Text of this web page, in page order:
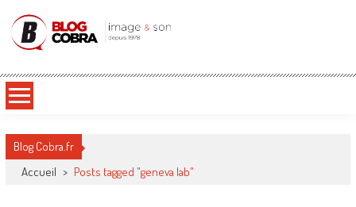
Blog Cobra
Blog Cobra.fr
Accueil > Posts tagged "geneva lab"